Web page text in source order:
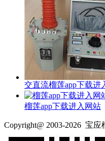
交直流榴莲app下载进
榴莲app下载进入网站
Copyright@ 2003-2026 宝应